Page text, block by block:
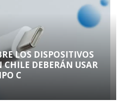
LOS DISPOSITIVOS
CHILE DEBERÁN USAR
C